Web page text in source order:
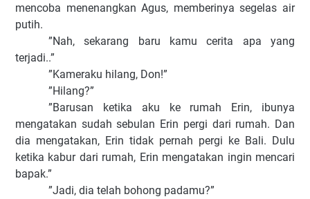
mencoba menenangkan Agus, memberinya segelas air
putih.
”Nah, sekarang baru kamu cerita apa yang
terjadi..”
”Kameraku hilang, Don!”
”Hilang?”
”Barusan ketika aku ke rumah Erin, ibunya
mengatakan sudah sebulan Erin pergi dari rumah. Dan
dia mengatakan, Erin tidak pernah pergi ke Bali. Dulu
ketika kabur dari rumah, Erin mengatakan ingin mencari
bapak.”
”Jadi, dia telah bohong padamu?”